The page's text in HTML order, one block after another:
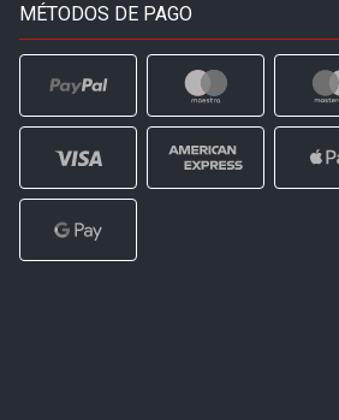
MÉTODOS DE PAGO